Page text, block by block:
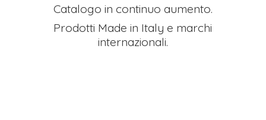
Catalogo in continuo aumento.
Prodotti Made in Italy e marchi
internazionali.